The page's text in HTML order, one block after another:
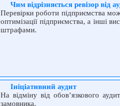
Чим відрізняється ревізор від
Перевірки роботи підприємства
оптимізації підприємства, а інші
штрафами.
Ініціативний аудит
На відміну від обов’язкового
замовника.